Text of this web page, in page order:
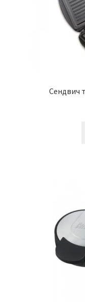
Сендвич